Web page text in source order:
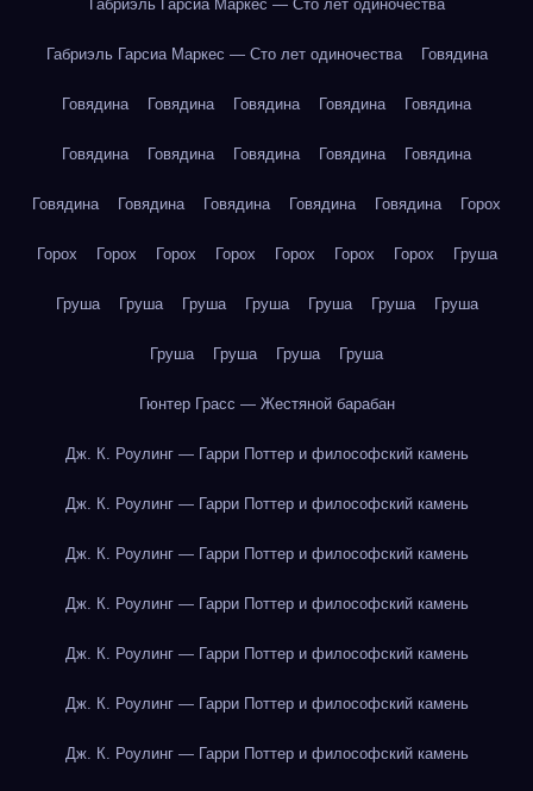
Габриэль Гарсиа Маркес — Сто лет одиночества
Габриэль Гарсиа Маркес — Сто лет одиночества Говядина
Говядина Говядина Говядина Говядина Говядина
Говядина Говядина Говядина Говядина Говядина
Говядина Говядина Говядина Говядина Говядина Горох
Горох Горох Горох Горох Горох Горох Горох Груша
Груша Груша Груша Груша Груша Груша Груша
Груша Груша Груша Груша
Гюнтер Грасс — Жестяной барабан
Дж. К. Роулинг — Гарри Поттер и философский камень
Дж. К. Роулинг — Гарри Поттер и философский камень
Дж. К. Роулинг — Гарри Поттер и философский камень
Дж. К. Роулинг — Гарри Поттер и философский камень
Дж. К. Роулинг — Гарри Поттер и философский камень
Дж. К. Роулинг — Гарри Поттер и философский камень
Дж. К. Роулинг — Гарри Поттер и философский камень